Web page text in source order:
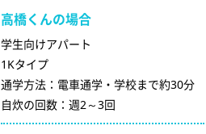
高橋くんの場合
学生向けアパート
1Kタイプ
通学方法：電車通学・学校まで約30分
自炊の回数：週2～3回